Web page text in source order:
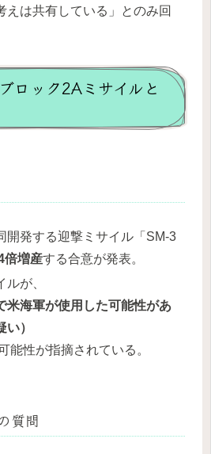
えは共有している」とのみ回
ロック2Aミサイルと
開発する迎撃ミサイル「SM-3
倍増産する合意が発表。
ルが、
米海軍が使用した可能性があ
）
能性が指摘されている。
質問